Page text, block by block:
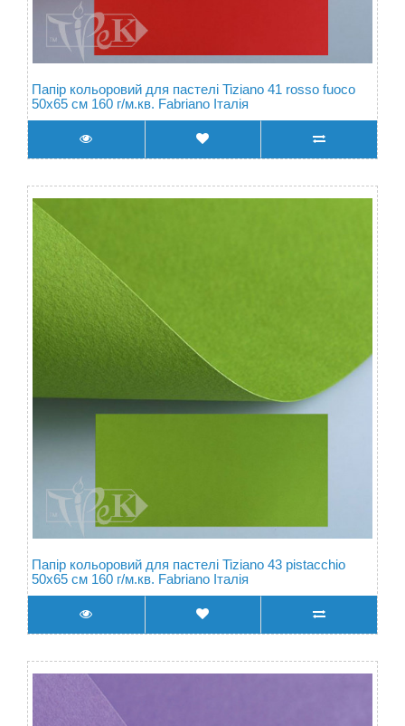
Папір кольоровий для пастелі Tiziano 41 rosso fuoco
50х65 см 160 г/м.кв. Fabriano Італія
Папір кольоровий для пастелі Tiziano 43 pistacchio
50х65 см 160 г/м.кв. Fabriano Італія